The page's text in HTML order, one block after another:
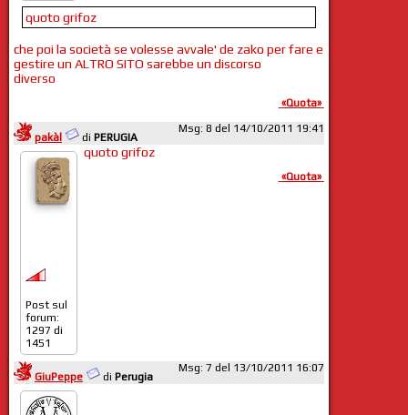
quoto grifoz
che poi la società se volesse avvale' de zako per fare e
gestire un ALTRO SITO sarebbe un discorso
diverso
«Quota»
pakàl di PERUGIA
Msg: 8 del 14/10/2011 19:41
Post sul
forum:
1297 di
1451
quoto grifoz
«Quota»
GiuPeppe di Perugia
Msg: 7 del 13/10/2011 16:07